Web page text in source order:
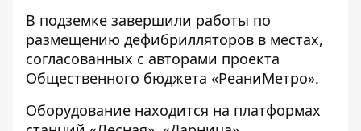
В подземке завершили работы по
размещению дефибрилляторов в местах,
согласованных с авторами проекта
Общественного бюджета «РеаниМетро».
Оборудование находится на платформах